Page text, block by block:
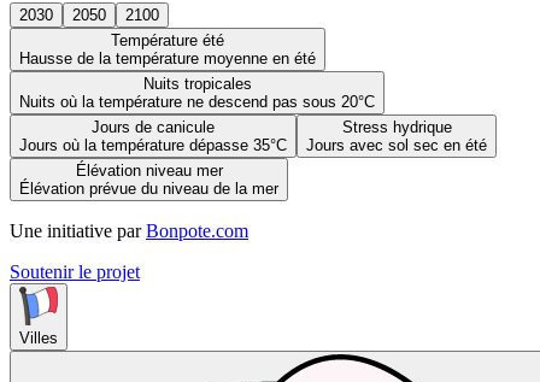
2030 2050
2100
Température été
Hausse de la température moyenne en été
Nuits tropicales
Nuits où la température ne descend pas sous 20°C
Jours de canicule
Jours où la température dépasse 35°C
Stress hydrique
Jours avec sol sec en été
Élévation niveau mer
Élévation prévue du niveau de la mer
Une initiative par Bonpote.com
Soutenir le projet
Villes